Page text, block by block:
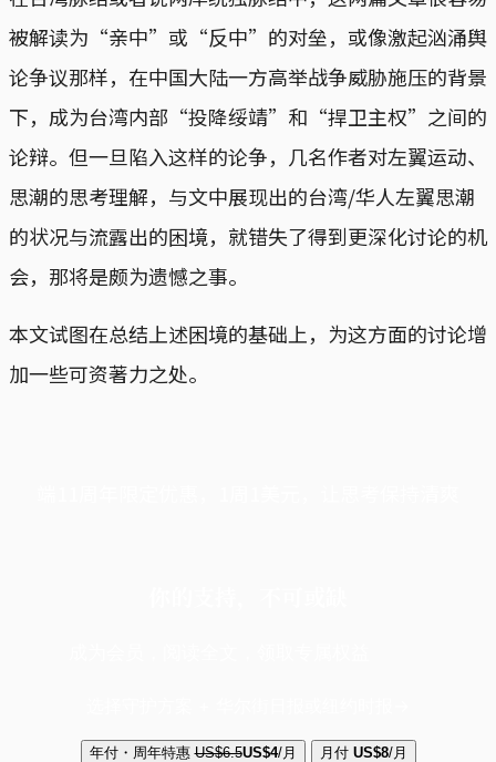
被解读为“亲中”或“反中”的对垒，或像激起汹涌舆
论争议那样，在中国大陆一方高举战争威胁施压的背景
下，成为台湾内部“投降绥靖”和“捍卫主权”之间的
论辩。但一旦陷入这样的论争，几名作者对左翼运动、
思潮的思考理解，与文中展现出的台湾/华人左翼思潮
的状况与流露出的困境，就错失了得到更深化讨论的机
会，那将是颇为遗憾之事。
本文试图在总结上述困境的基础上，为这方面的讨论增
加一些可资著力之处。
年付・周年特惠 US$6.5US$4/月 月付 US$8/月